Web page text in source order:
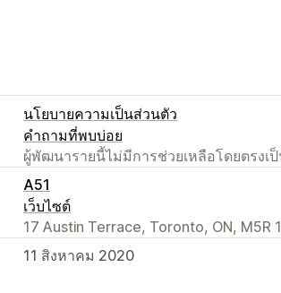
นโยบายความเป็นส่วนตัว
คำถามที่พบบ่อย
ผู้พัฒนารายนี้ไม่มีการช่วยเหลือโดยตรงเ
A51
เว็บไซต์
17 Austin Terrace, Toronto, ON, M5R
11 สิงหาคม 2020